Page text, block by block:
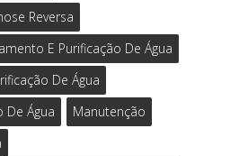
Reversa
E Purificação De Água
De Água
De Água
Manutenção